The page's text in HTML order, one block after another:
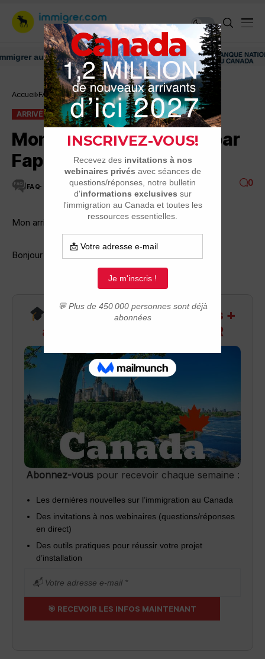
au Canada: ressources et conseils
Accueil FAQ Arrivée au pays Mon arrivée au Québec par Fap
ARRIVÉE AU PAYS FAQ
Mon arrivée au Québec par
Fap
FAQ 1 MINUTES DE LECTURE 2.2K VUES 0
Mon arrivee au Quebec
Bonjour à tous,
Recevez infos exclusives +
accès aux webinaires Q&R
Abonnez-vouspour recevoir chaque semaine :
Les dernières nouvelles sur l’immigration au Canada
Des invitations à nos webinaires (questions/réponses
en direct)
Des outils pratiques pour réussir votre projet
d’installation